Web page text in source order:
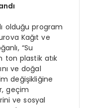
olduğu program
Kağıt ve
“Su
ton plastik atık
ve doğal
değişikliğine
geçim
ve sosyal